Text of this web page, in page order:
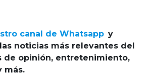
canal de Whatsapp y
noticias más relevantes del
de opinión, entretenimiento,
más.